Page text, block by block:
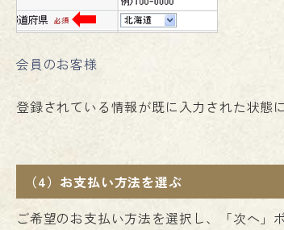
会員のお客様
登録されている情報が既に入力された状態
（4）お支払い方法を選ぶ
ご希望のお支払い方法を選択し、「次へ」